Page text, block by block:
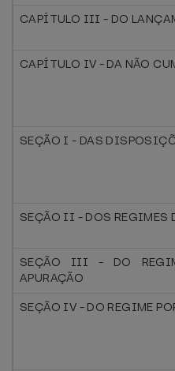
CAPÍTULO III - DO
CAPÍTULO IV - DA NÃO
SEÇÃO I - DAS
SEÇÃO II - DOS REGIMES
SEÇÃO III - DO
APURAÇÃO
SEÇÃO IV - DO REGIME